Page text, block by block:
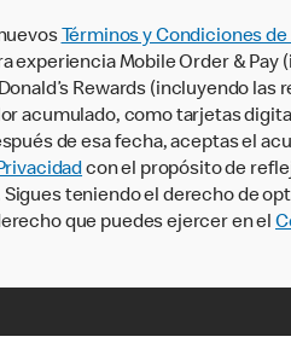
Términos y Condiciones de
experiencia Mobile Order & Pay
Rewards (incluyendo las
acumulado, como tarjetas
de esa fecha, aceptas el
con el propósito de
teniendo el derecho de
que puedes ejercer en el